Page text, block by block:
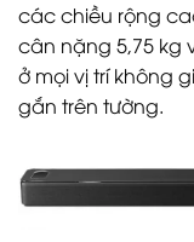
các chiều rộng
cân nặng 5,75 kg
ở mọi vị trí không
gắn trên tường.